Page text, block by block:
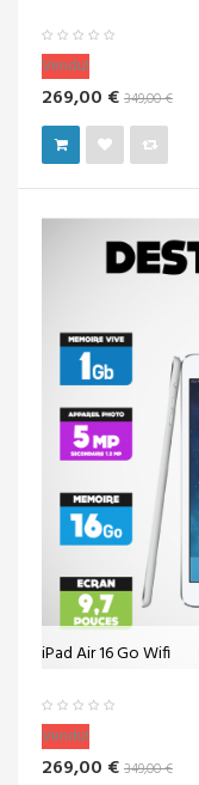
Vendu!
269,00 € 349,00 €
iPad Air 16 Go Wifi
Vendu!
269,00 € 349,00 €